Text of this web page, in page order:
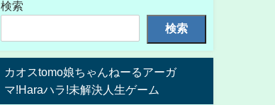
検索
検索
カオスtomo娘ちゃんねーるアーガ
マ!Haraハラ!未解決人生ゲーム